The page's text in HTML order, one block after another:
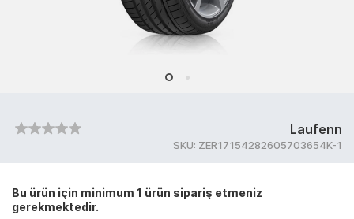
Laufenn
SKU: ZER17154282605703654K-1
Bu ürün için minimum 1 ürün sipariş etmeniz
gerekmektedir.